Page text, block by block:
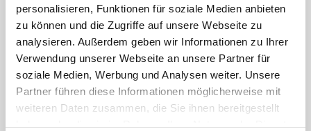
personalisieren, Funktionen für soziale Medien anbieten
zu können und die Zugriffe auf unsere Webseite zu
analysieren. Außerdem geben wir Informationen zu Ihrer
Verwendung unserer Webseite an unsere Partner für
soziale Medien, Werbung und Analysen weiter. Unsere
Partner führen diese Informationen möglicherweise mit
weiteren Daten zusammen, die Sie ihnen bereitgestellt
haben oder die sie im Rahmen Ihrer Nutzung der Dienste
DOWNLOAD
Kleben von PVC-U Rohren und -Fittings
DOWNLOAD
die Gewindekennung - oder warum 1" eben keine 25,4mm sind
DOWNLOAD